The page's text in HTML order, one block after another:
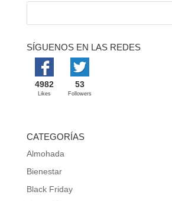
SÍGUENOS EN LAS REDES
4982
Likes
53
Followers
CATEGORÍAS
Almohada
Bienestar
Black Friday